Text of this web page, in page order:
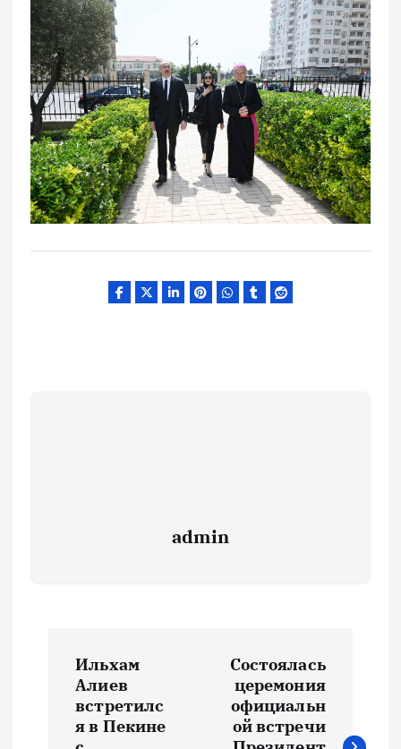
admin
Ильхам
Алиев
встретилс
я в Пекине
Состоялась
церемония
официальн
ой встречи